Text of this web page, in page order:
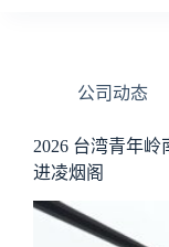
公司动态
2026 台湾青年
进凌烟阁